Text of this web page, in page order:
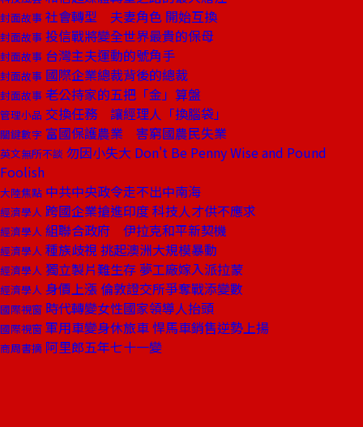
封面故事 社會轉型 夫妻角色 開始互換
封面故事 投信戰將變全世界最貴的保母
封面故事 台灣主夫運動的號角手
封面故事 國際企業總裁背後的總裁
封面故事 老公持家的五把「金」算盤
管理小品 交換任務 讓經理人「換腦袋」
關鍵數字 富國保護農業 害窮國農民失業
英文無所不談 勿因小失大 Don't Be Penny Wise and Pound
Foolish
大陸焦點 中共中央政令走不出中南海
經濟學人 跨國企業搶進印度 科技人才供不應求
經濟學人 組聯合政府 伊拉克和平新契機
經濟學人 種族歧視 挑起澳洲大規模暴動
經濟學人 獨立製片難生存 夢工廠嫁入派拉蒙
經濟學人 身價上漲 倫敦證交所爭奪戰添變數
國際視窗 時代轉變女性國家領導人抬頭
國際視窗 軍用車變身休旅車 悍馬車銷售逆勢上揚
商周書摘 阿里郎五年七十一變